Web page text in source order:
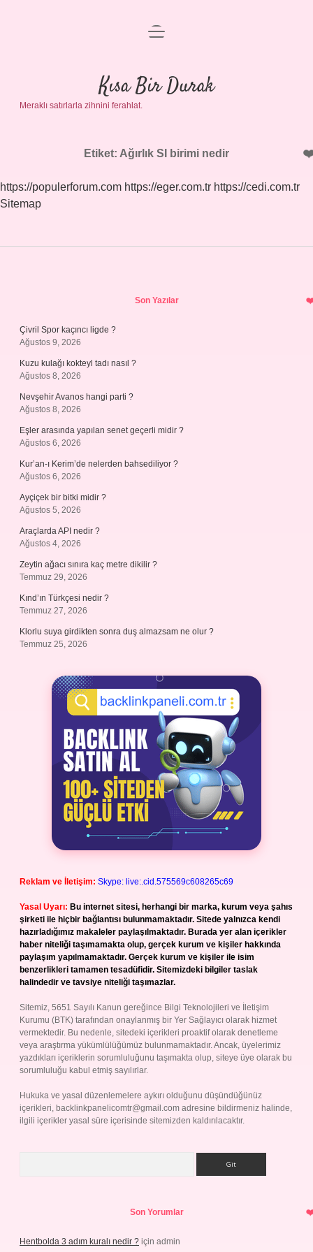
Anasayfa
Gizlilik Politikası
Yasal Uyarı
menüyü
Kısa Bir Durak
Meraklı satırlarla zihnini ferahlat.
Etiket: Ağırlık SI birimi nedir
https://populerforum.com https://eger.com.tr https://cedi.com.tr
Sitemap
Son Yazılar
Çivril Spor kaçıncı ligde ?
Ağustos 9, 2026
Kuzu kulağı kokteyl tadı nasıl ?
Ağustos 8, 2026
Nevşehir Avanos hangi parti ?
Ağustos 8, 2026
Eşler arasında yapılan senet geçerli midir ?
Ağustos 6, 2026
Kur’an-ı Kerim’de nelerden bahsediliyor ?
Ağustos 6, 2026
Ayçiçek bir bitki midir ?
Ağustos 5, 2026
Araçlarda API nedir ?
Ağustos 4, 2026
Zeytin ağacı sınıra kaç metre dikilir ?
Temmuz 29, 2026
Kınd’ın Türkçesi nedir ?
Temmuz 27, 2026
Klorlu suya girdikten sonra duş almazsam ne olur ?
Temmuz 25, 2026
Reklam ve İletişim: Skype: live:.cid.575569c608265c69
Yasal Uyarı: Bu internet sitesi, herhangi bir marka, kurum veya şahıs
şirketi ile hiçbir bağlantısı bulunmamaktadır. Sitede yalnızca kendi
hazırladığımız makaleler paylaşılmaktadır. Burada yer alan içerikler
haber niteliği taşımamakta olup, gerçek kurum ve kişiler hakkında
paylaşım yapılmamaktadır. Gerçek kurum ve kişiler ile isim
benzerlikleri tamamen tesadüfidir. Sitemizdeki bilgiler taslak
halindedir ve tavsiye niteliği taşımazlar.
Sitemiz, 5651 Sayılı Kanun gereğince Bilgi Teknolojileri ve İletişim
Kurumu (BTK) tarafından onaylanmış bir Yer Sağlayıcı olarak hizmet
vermektedir. Bu nedenle, sitedeki içerikleri proaktif olarak denetleme
veya araştırma yükümlülüğümüz bulunmamaktadır. Ancak, üyelerimiz
yazdıkları içeriklerin sorumluluğunu taşımakta olup, siteye üye olarak bu
sorumluluğu kabul etmiş sayılırlar.
Hukuka ve yasal düzenlemelere aykırı olduğunu düşündüğünüz
içerikleri, backlinkpanelicomtr@gmail.com adresine bildirmeniz halinde,
ilgili içerikler yasal süre içerisinde sitemizden kaldırılacaktır.
Son Yorumlar
Hentbolda 3 adım kuralı nedir ? için admin